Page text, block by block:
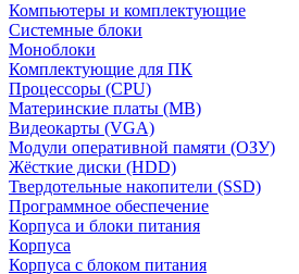
Компьютеры и комплектующие
Системные блоки
Моноблоки
Комплектующие для ПК
Процессоры (CPU)
Материнские платы (MB)
Видеокарты (VGA)
Модули оперативной памяти (ОЗУ)
Жёсткие диски (HDD)
Твердотельные накопители (SSD)
Программное обеспечение
Корпуса и блоки питания
Корпуса
Корпуса с блоком питания